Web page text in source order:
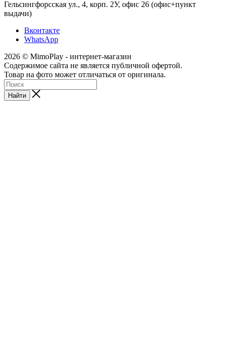
Гельсингфорсская ул., 4, корп. 2У, офис 26 (офис+пункт
выдачи)
Вконтакте
WhatsApp
2026 © MimoPlay - интернет-магазин
Содержимое сайта не является публичной офертой.
Товар на фото может отличаться от оригинала.
Найти